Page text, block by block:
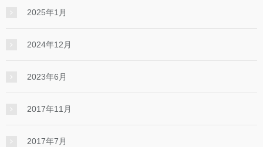
2025年1月
2024年12月
2023年6月
2017年11月
2017年7月